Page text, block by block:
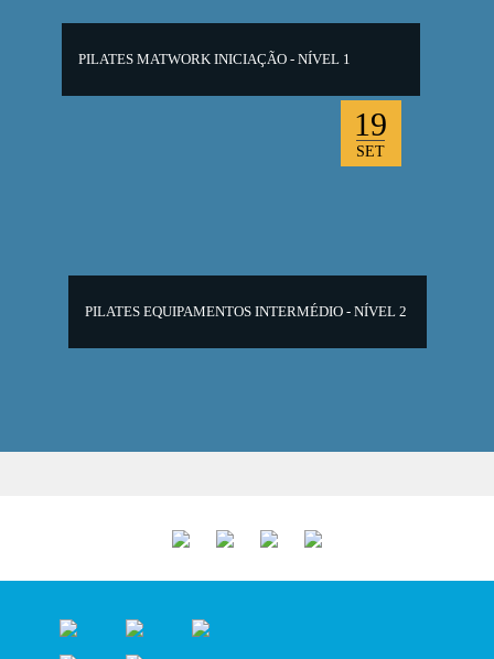
PILATES MATWORK INICIAÇÃO - NÍVEL 1
19
SET
PILATES EQUIPAMENTOS INTERMÉDIO - NÍVEL 2